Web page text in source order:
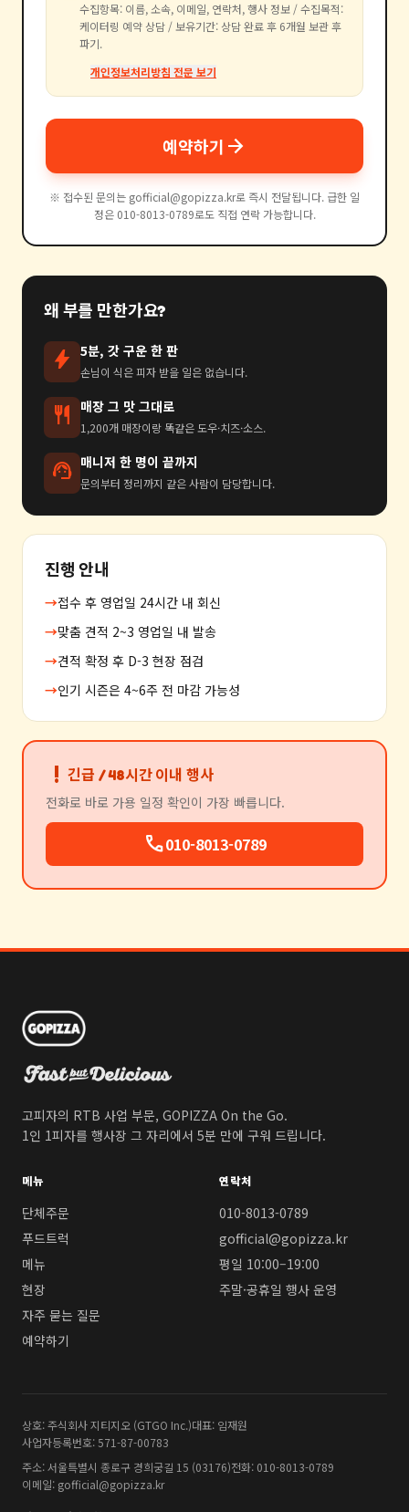
수집항목: 이름, 소속, 이메일, 연락처, 행사 정보 / 수집목적:
케이터링 예약 상담 / 보유기간: 상담 완료 후 6개월 보관 후
파기.
개인정보처리방침 전문 보기
예약하기 arrow_forward
※ 접수된 문의는 gofficial@gopizza.kr로 즉시 전달됩니다. 급한 일
정은 010-8013-0789로도 직접 연락 가능합니다.
왜 부를 만한가요?
bolt 5분, 갓 구운 한 판
손님이 식은 피자 받을 일은 없습니다.
restaurant 매장 그 맛 그대로
1,200개 매장이랑 똑같은 도우·치즈·소스.
support_agent 매니저 한 명이 끝까지
문의부터 정리까지 같은 사람이 담당합니다.
진행 안내
→접수 후 영업일 24시간 내 회신
→맞춤 견적 2~3 영업일 내 발송
→견적 확정 후 D-3 현장 점검
→인기 시즌은 4~6주 전 마감 가능성
priority_high 긴급 / 48시간 이내 행사
전화로 바로 가용 일정 확인이 가장 빠릅니다.
call010-8013-0789
고피자의 RTB 사업 부문, GOPIZZA On the Go.
1인 1피자를 행사장 그 자리에서 5분 만에 구워 드립니다.
메뉴
단체주문
푸드트럭
메뉴
현장
자주 묻는 질문
예약하기
연락처
010-8013-0789
gofficial@gopizza.kr
평일 10:00–19:00
주말·공휴일 행사 운영
상호: 주식회사 지티지오 (GTGO Inc.)대표: 임재원
사업자등록번호: 571-87-00783
주소: 서울특별시 종로구 경희궁길 15 (03176)전화: 010-8013-0789
이메일: gofficial@gopizza.kr